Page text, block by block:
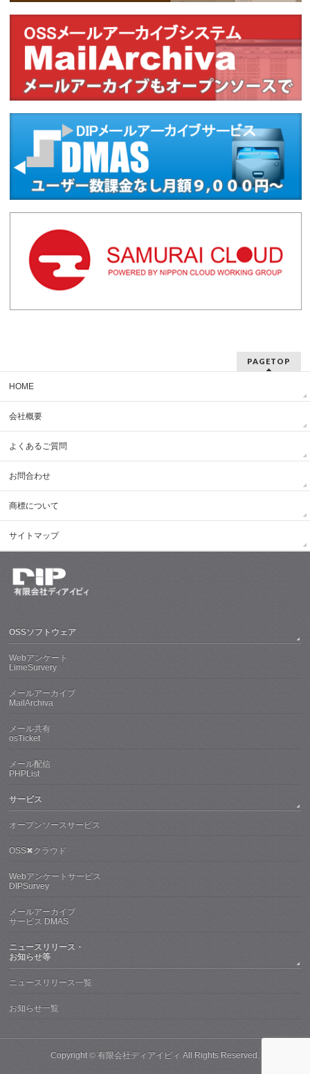
PAGETOP
HOME
会社概要
よくあるご質問
お問合わせ
商標について
サイトマップ
OSSソフトウェア
Webアンケート
LimeSurvery
メールアーカイブ
MailArchiva
メール共有
osTicket
メール配信
PHPList
サービス
オープンソースサービス
OSS✖クラウド
Webアンケートサービス
DIPSurvey
メールアーカイブ
サービス DMAS
ニュースリリース・
お知らせ等
ニュースリリース一覧
お知らせ一覧
Copyright © 有限会社ディアイピィ All Rights Reserved.